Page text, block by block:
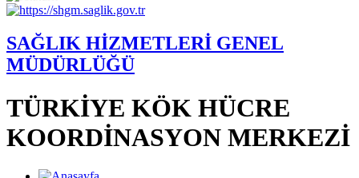
SAĞLIK HİZMETLERİ GENEL
MÜDÜRLÜĞÜ
TÜRKİYE KÖK HÜCRE
KOORDİNASYON MERKEZİ